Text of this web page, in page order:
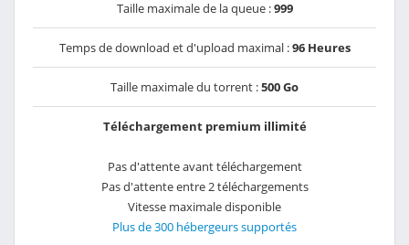
Taille maximale de la queue :999
Temps de download et d'upload maximal :96 Heures
Taille maximale du torrent :500 Go
Téléchargement premium illimité
Pas d'attente avant téléchargement
Pas d'attente entre 2 téléchargements
Vitesse maximale disponible
Plus de 300 hébergeurs supportés